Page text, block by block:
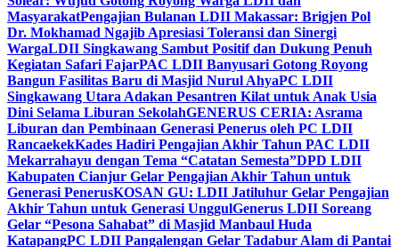
MasyarakatPengajian Bulanan LDII Makassar: Brigjen Pol
Dr. Mokhamad Ngajib Apresiasi Toleransi dan Sinergi
WargaLDII Singkawang Sambut Positif dan Dukung Penuh
Kegiatan Safari FajarPAC LDII Banyusari Gotong Royong
Bangun Fasilitas Baru di Masjid Nurul AhyaPC LDII
Singkawang Utara Adakan Pesantren Kilat untuk Anak Usia
Dini Selama Liburan SekolahGENERUS CERIA: Asrama
Liburan dan Pembinaan Generasi Penerus oleh PC LDII
RancaekekKades Hadiri Pengajian Akhir Tahun PAC LDII
Mekarrahayu dengan Tema “Catatan Semesta”DPD LDII
Kabupaten Cianjur Gelar Pengajian Akhir Tahun untuk
Generasi PenerusKOSAN GU: LDII Jatiluhur Gelar Pengajian
Akhir Tahun untuk Generasi UnggulGenerus LDII Soreang
Gelar “Pesona Sahabat” di Masjid Manbaul Huda
KatapangPC LDII Pangalengan Gelar Tadabur Alam di Pantai